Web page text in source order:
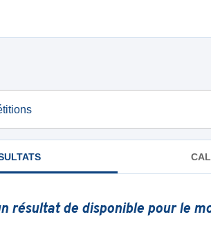
résultat de disponible pour le